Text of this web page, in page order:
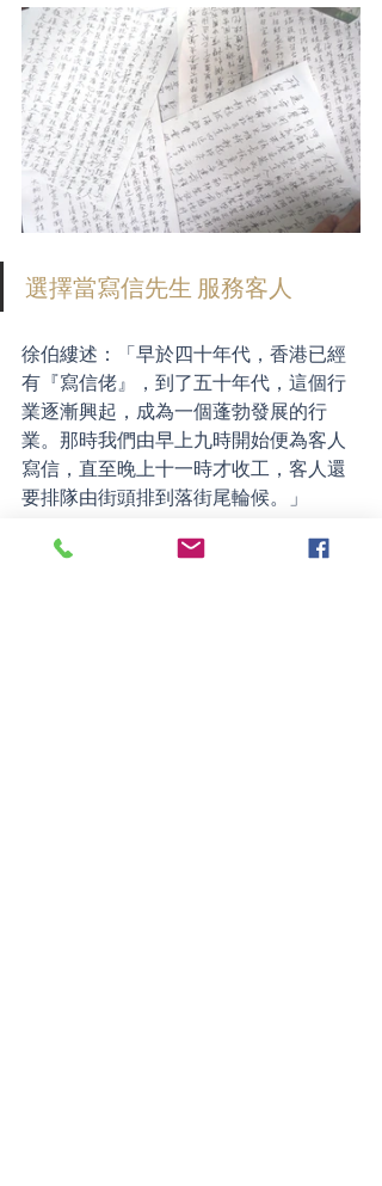
選擇當寫信先生 服務客人
徐伯縷述：「早於四十年代，香港已經
有『寫信佬』，到了五十年代，這個行
業逐漸興起，成為一個蓬勃發展的行
業。那時我們由早上九時開始便為客人
寫信，直至晚上十一時才收工，客人還
要排隊由街頭排到落街尾輪候。」
報稅是寫信檔主要收入來源，佔全年收